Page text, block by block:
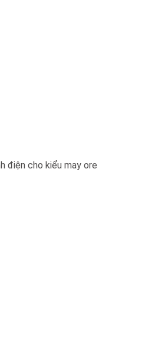
điện cho kiểu may ore